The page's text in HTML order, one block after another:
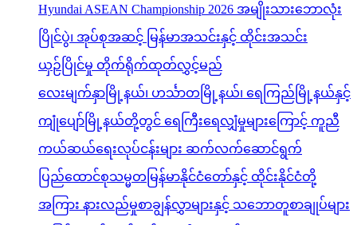
Hyundai ASEAN Championship 2026 အမျိုးသားဘောလုံး
ပြိုင်ပွဲ၊ အုပ်စုအဆင့် မြန်မာအသင်းနှင့် ထိုင်းအသင်း
ယှဉ်ပြိုင်မှု တိုက်ရိုက်ထုတ်လွှင့်မည်
လေးမျက်နှာမြို့နယ်၊ ဟင်္သာတမြို့နယ်၊ ရေကြည်မြို့နယ်နှင့်
ကျုံပျော်မြို့နယ်တို့တွင် ရေကြီးရေလျှံမှုများကြောင့် ကူညီ
ကယ်ဆယ်ရေးလုပ်ငန်းများ ဆက်လက်ဆောင်ရွက်
ပြည်ထောင်စုသမ္မတမြန်မာနိုင်ငံတော်နှင့် ထိုင်းနိုင်ငံတို့
အကြား နားလည်မှုစာချွန်လွှာများနှင့် သဘောတူစာချုပ်များ